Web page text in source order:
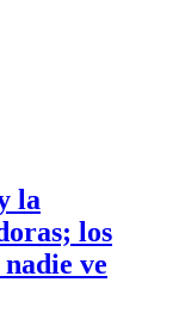
la
los
ve